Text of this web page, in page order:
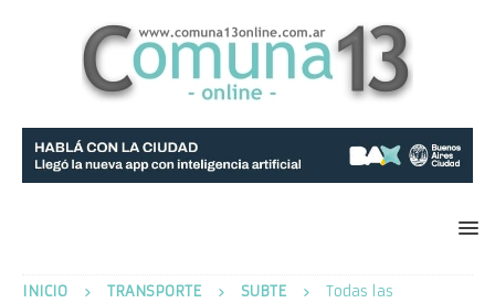
INICIO TRANSPORTE SUBTE
Todas las